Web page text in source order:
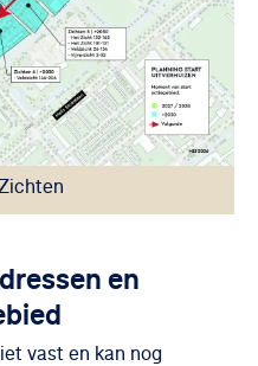
en
vast en kan nog